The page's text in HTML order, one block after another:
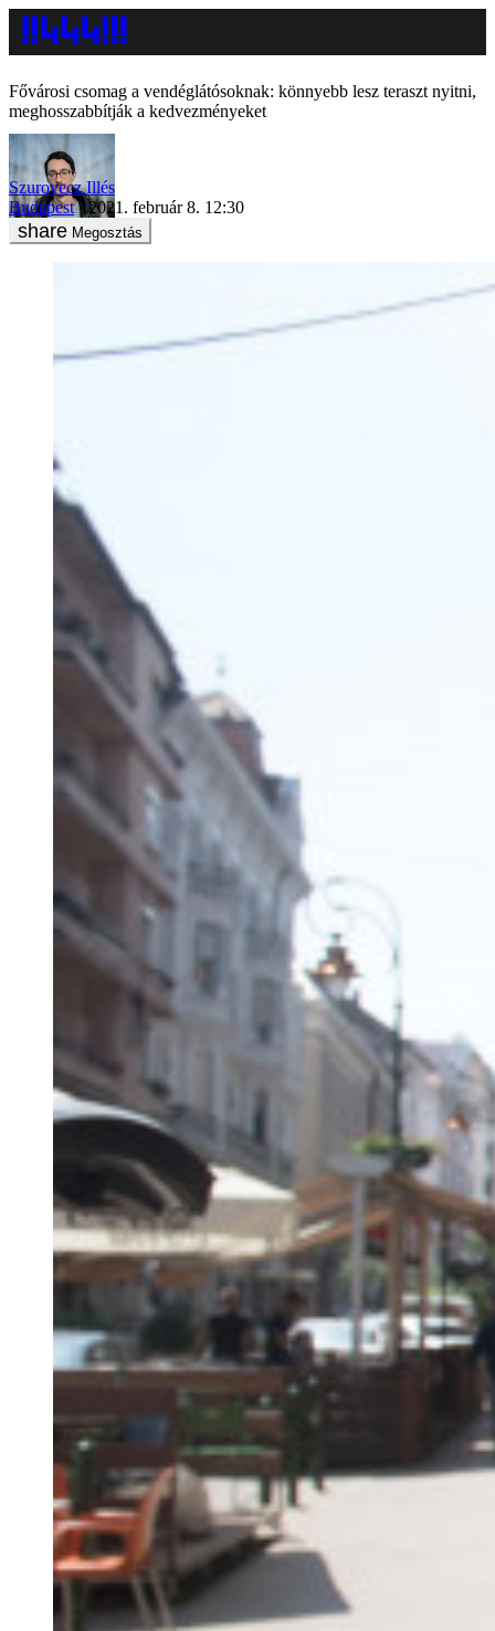
Fővárosi csomag a vendéglátósoknak: könnyebb lesz teraszt nyitni,
meghosszabbítják a kedvezményeket
Szurovecz Illés
Budapest
2021. február 8. 12:30
Megosztás